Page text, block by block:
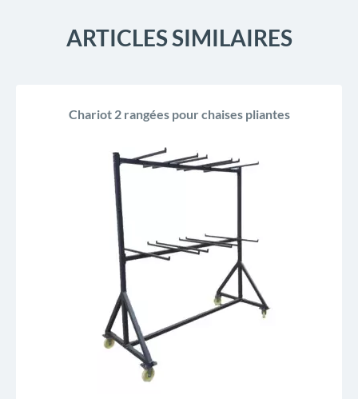
ARTICLES SIMILAIRES
Chariot 2 rangées pour chaises pliantes